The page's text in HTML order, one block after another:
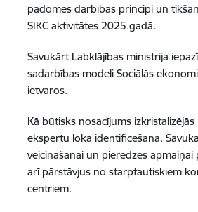
padomes darbības principi un
SIKC aktivitātes 2025.gadā.
Savukārt Labklājības ministrija
sadarbības modeli Sociālās
ietvaros.
Kā būtisks nosacījums izkristalizējās
ekspertu loka identificēšana.
veicināšanai un pieredzes apmaiņai
arī pārstāvjus no starptautiskiem
centriem.